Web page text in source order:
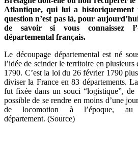
Atlantique, qui lui a historiquement
question n’est pas là, pour
de savoir si vous connaissez
départemental français.
Le découpage départemental est né
l’idée de scinder le territoire en plusieurs
1790. C’est la loi du 26 février 1790
diviser la France en 83 départements.
fut fixée dans un souci “logistique”, de
possible de se rendre en moins d’une
de locomotion à l’époque, au
département. (Source)